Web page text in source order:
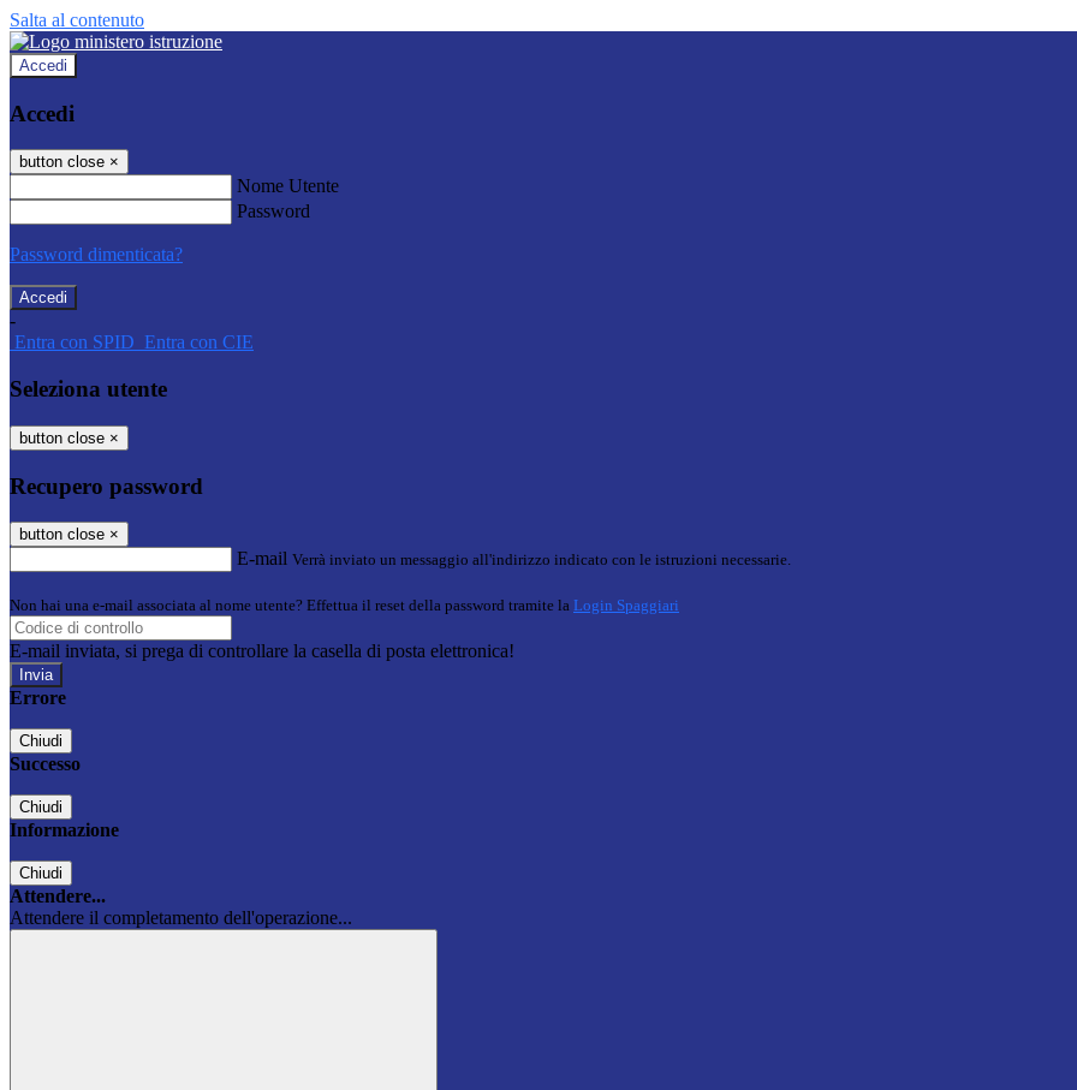
Salta al contenuto
Accedi
Accedi
button close ×
Nome Utente
Password
Password dimenticata?
-
Entra con SPID Entra con CIE
Seleziona utente
button close ×
Recupero password
button close ×
E-mail Verrà inviato un messaggio all'indirizzo indicato con le istruzioni necessarie.
Non hai una e-mail associata al nome utente? Effettua il reset della password tramite la Login Spaggiari
E-mail inviata, si prega di controllare la casella di posta elettronica!
Errore
Chiudi
Successo
Chiudi
Informazione
Chiudi
Attendere...
Attendere il completamento dell'operazione...